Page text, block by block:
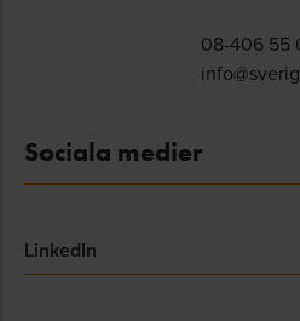
08-406 55
Sociala medier
LinkedIn